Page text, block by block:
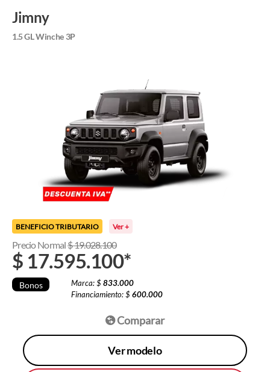
Jimny
1.5 GL Winche 3P
BENEFICIO TRIBUTARIO Ver +
Precio Normal$19.028.100
$ 17.595.100*
Bonos Marca: $ 833.000
Financiamiento: $ 600.000
Comparar
Ver modelo